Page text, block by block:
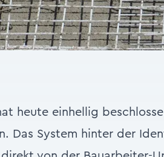
heute einhellig
Das System hinter der